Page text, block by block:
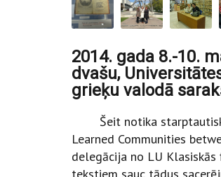
2014. gada 8.-10.
dvašu,
grieķu valodā
Šeit notika
Learned Communities
delegācija no LU
tekstiem sauc tādus